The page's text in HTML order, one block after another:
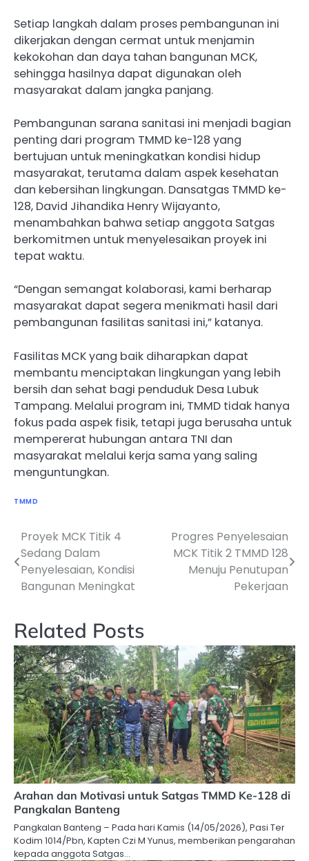
Setiap langkah dalam proses pembangunan ini
dikerjakan dengan cermat untuk menjamin
kekokohan dan daya tahan bangunan MCK,
sehingga hasilnya dapat digunakan oleh
masyarakat dalam jangka panjang.
Pembangunan sarana sanitasi ini menjadi bagian
penting dari program TMMD ke-128 yang
bertujuan untuk meningkatkan kondisi hidup
masyarakat, terutama dalam aspek kesehatan
dan kebersihan lingkungan. Dansatgas TMMD ke-
128, David Jihandika Henry Wijayanto,
menambahkan bahwa setiap anggota Satgas
berkomitmen untuk menyelesaikan proyek ini
tepat waktu.
“Dengan semangat kolaborasi, kami berharap
masyarakat dapat segera menikmati hasil dari
pembangunan fasilitas sanitasi ini,” katanya.
Fasilitas MCK yang baik diharapkan dapat
membantu menciptakan lingkungan yang lebih
bersih dan sehat bagi penduduk Desa Lubuk
Tampang. Melalui program ini, TMMD tidak hanya
fokus pada aspek fisik, tetapi juga berusaha untuk
mempererat hubungan antara TNI dan
masyarakat melalui kerja sama yang saling
menguntungkan.
TMMD
Navigasi
pos
Proyek MCK Titik 4
Sedang Dalam
Penyelesaian, Kondisi
Bangunan Meningkat
Progres Penyelesaian
MCK Titik 2 TMMD 128
Menuju Penutupan
Pekerjaan
Related Posts
Arahan dan Motivasi untuk Satgas TMMD Ke-128 di
Pangkalan Banteng
Pangkalan Banteng – Pada hari Kamis (14/05/2026), Pasi Ter
Kodim 1014/Pbn, Kapten Czi M Yunus, memberikan pengarahan
kepada anggota Satgas…